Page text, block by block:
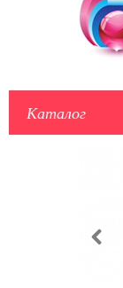
Каталог